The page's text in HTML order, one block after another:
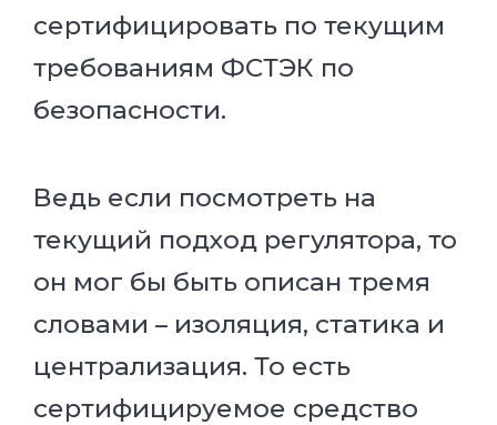
сертифицировать по текущим
требованиям ФСТЭК по
безопасности.
Ведь если посмотреть на
текущий подход регулятора, то
он мог бы быть описан тремя
словами – изоляция, статика и
централизация. То есть
сертифицируемое средство